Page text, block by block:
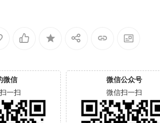
微信
一扫
微信公众号
微信扫一扫